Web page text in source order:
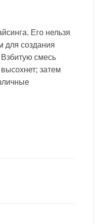
Его нельзя
для создания
Взбитую смесь
затем